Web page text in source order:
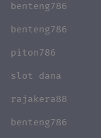
benteng786
benteng786
piton786
slot dana
rajakera88
benteng786